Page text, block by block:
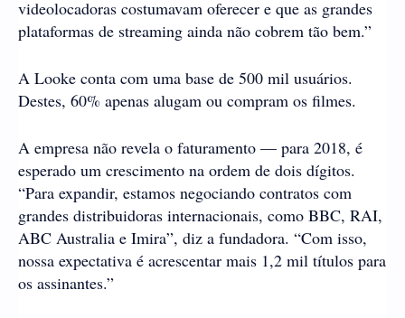
videolocadoras costumavam oferecer e que as grandes
plataformas de streaming ainda não cobrem tão bem.”
A Looke conta com uma base de 500 mil usuários.
Destes, 60% apenas alugam ou compram os filmes.
A empresa não revela o faturamento — para 2018, é
esperado um crescimento na ordem de dois dígitos.
“Para expandir, estamos negociando contratos com
grandes distribuidoras internacionais, como BBC, RAI,
ABC Australia e Imira”, diz a fundadora. “Com isso,
nossa expectativa é acrescentar mais 1,2 mil títulos para
os assinantes.”